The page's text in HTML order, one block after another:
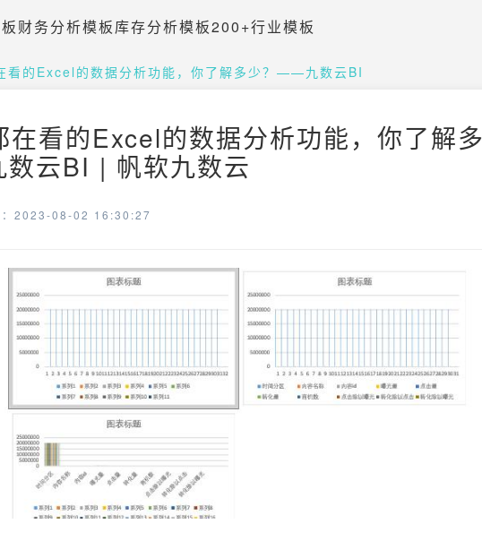
财务分析模板库存分析模板200+行业模板
看的Excel的数据分析功能，你了解多少？——九数云BI
在看的Excel的数据分析功能，你了解多
云BI | 帆软九数云
：2023-08-02 16:30:27